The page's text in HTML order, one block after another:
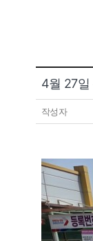
4월 27일
작성자